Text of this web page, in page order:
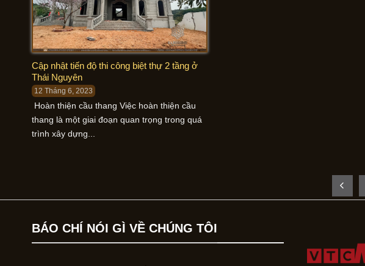
Cập nhật tiến độ thi công biệt thự 2 tầng ở
Thái Nguyên
12 Tháng 6, 2023
Hoàn thiện cầu thang Việc hoàn thiện cầu
thang là một giai đoạn quan trọng trong quá
trình xây dựng...
BÁO CHÍ NÓI GÌ VỀ CHÚNG TÔI